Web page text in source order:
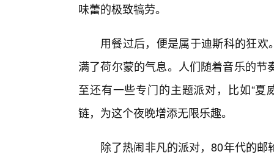
味蕾的极致犒劳。
用餐过后，便是属于迪斯科的狂
满了荷尔蒙的气息。人们随着音乐的
至还有一些专门的主题派对，比如“
链，为这个夜晚增添无限乐趣。
除了热闹非凡的派对，80年代的